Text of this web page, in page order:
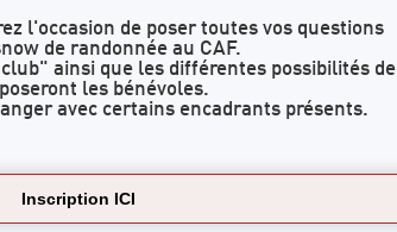
l'occasion de poser toutes vos questions
de randonnée au CAF.
ainsi que les différentes possibilités de
les bénévoles.
avec certains encadrants présents.
Inscription ICI